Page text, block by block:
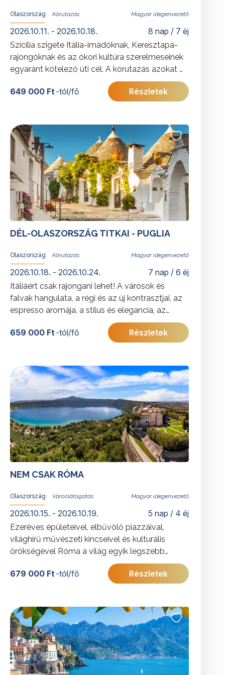
Olaszország Magyar idegenvezető
2026.10.11. - 2026.10.18. 8 nap / 7 éj
Szicília szigete Itália-imádóknak, Keresztapa-
rajongóknak és az ókori kultúra szerelmeseinek
egyaránt kötelező úti cél. A körutazás azokat a
látnivalókat is igyekszik felfedni, melyek
bepillantást engednek az igazi Szicília titkaiba.
649 000 Ft-tól/fő Részletek
DÉL-OLASZORSZÁG TITKAI - PUGLIA
Olaszország Magyar idegenvezető
2026.10.18. - 2026.10.24. 7 nap / 6 éj
Itáliáért csak rajongani lehet! A városok és
falvak hangulata, a régi és az új kontrasztjai, az
espresso aromája, a stílus és elegancia, az
ellenállhatatlan ételek - és persze italok, a
végtelen tenger „azzurrója” – és még ezernyi
További érdekességekért Olaszországról
kattintson
ide.
659 000 Ft-tól/fő Részletek
NEM CSAK RÓMA
Olaszország Magyar idegenvezető
2026.10.15. - 2026.10.19. 5 nap / 4 éj
Ezeréves épületeivel, elbűvölő piazzáival,
világhírű művészeti kincseivel és kulturális
örökségével Róma a világ egyik legszebb
városa. Azoknak ajánljuk ezt a programot, akik
többedszerre sem tudnak betelni szépségével.
679 000 Ft-tól/fő Részletek